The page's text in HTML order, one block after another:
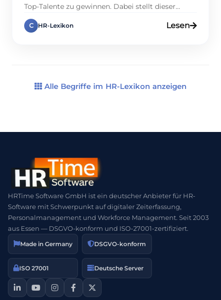
Top-Talente zu gewinnen. Dabei stellt dieser
Ansatz die Bewerberinnen und Bewerber
konsequent ins Zentrum des Recruiting-
Rückmeldungen erwarten; […]
C HR-Lexikon Lesen
Alle Begriffe im HR-Lexikon anzeigen
HRTime Software GmbH ist ein deutscher Anbieter für HR-
Software mit Schwerpunkt auf digitaler Zeiterfassung,
Personalmanagement und Workforce Management. Seit 2003
aus Essen — DSGVO-konform und ISO-27001-zertifiziert.
Made in Germany DSGVO-konform
ISO 27001 Deutsche Server